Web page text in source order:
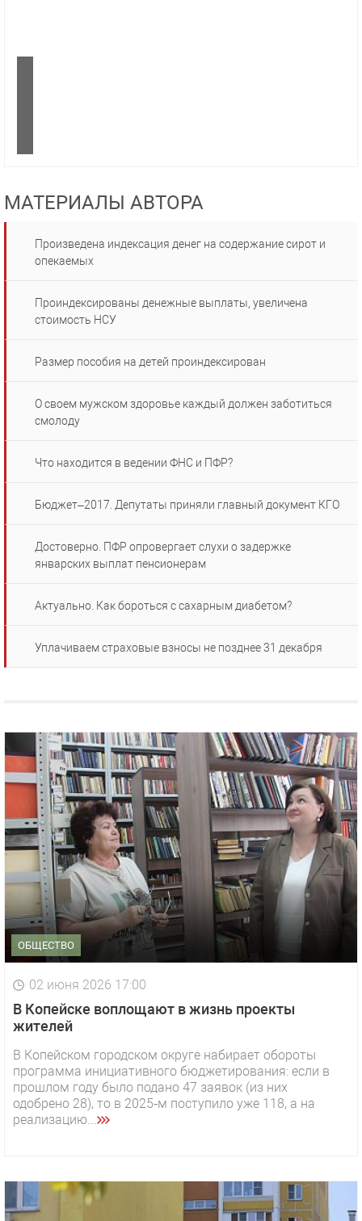
МАТЕРИАЛЫ АВТОРА
Произведена индексация денег на содержание сирот и
опекаемых
Проиндексированы денежные выплаты, увеличена
стоимость НСУ
Размер пособия на детей проиндексирован
О своем мужском здоровье каждый должен заботиться
смолоду
Что находится в ведении ФНС и ПФР?
Бюджет–2017. Депутаты приняли главный документ КГО
Достоверно. ПФР опровергает слухи о задержке
январских выплат пенсионерам
Актуально. Как бороться с сахарным диабетом?
Уплачиваем страховые взносы не позднее 31 декабря
ОБЩЕСТВО
02 июня 2026 17:00
В Копейске воплощают в жизнь проекты
жителей
В Копейском городском округе набирает обороты
программа инициативного бюджетирования: если в
прошлом году было подано 47 заявок (из них
одобрено 28), то в 2025‑м поступило уже 118, а на
реализацию...